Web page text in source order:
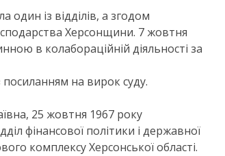
один із відділів, а згодом
Херсонщини. 7 жовтня
в колабораційній діяльності за
на вирок суду.
25 жовтня 1967 року
фінансової політики і державної
комплексу Херсонської області.